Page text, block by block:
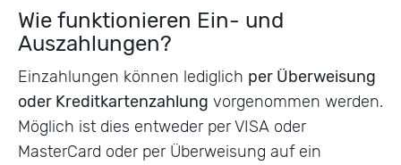
Wie funktionieren Ein- und
Auszahlungen?
Einzahlungen können lediglich per Überweisung
oder Kreditkartenzahlung vorgenommen werden.
Möglich ist dies entweder per VISA oder
MasterCard oder per Überweisung auf ein